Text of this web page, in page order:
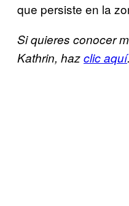
que persiste en la
Si quieres conocer
Kathrin, hazclic aquí.